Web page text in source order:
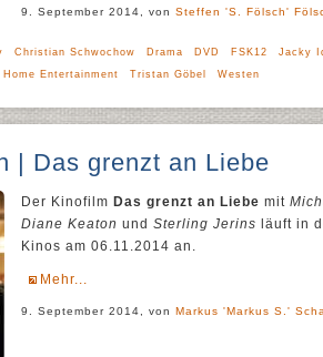
9. September 2014, von Steffen 'S. Fölsch'
Christian Schwochow Drama DVD FSK12 Jacky
Home Entertainment
Tristan Göbel Westen
| Das grenzt an Liebe
Der Kinofilm Das grenzt an Liebe mit
Diane Keaton und Sterling Jerins läuft in
Kinos am 06.11.2014 an.
Mehr...
9. September 2014, von Markus 'Markus S.'